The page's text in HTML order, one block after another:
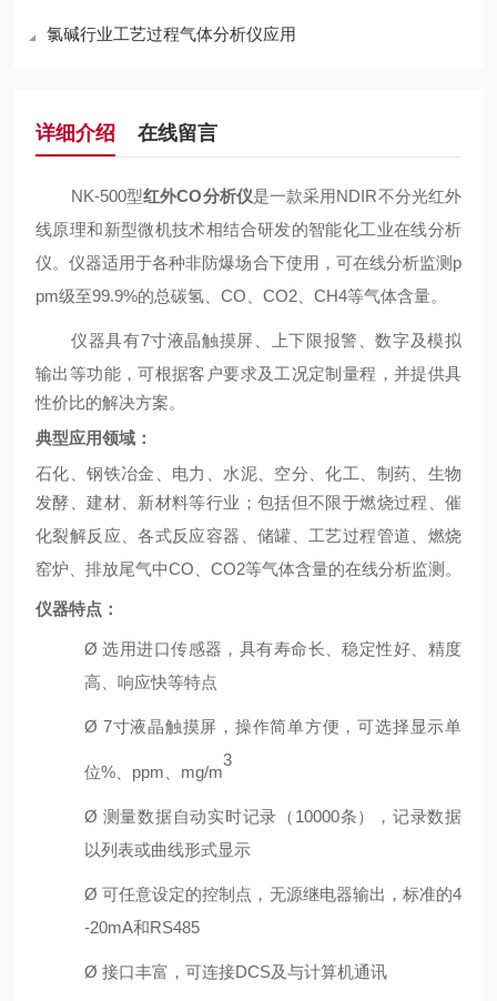
氯碱行业工艺过程气体分析仪应用
详细介绍 在线留言
NK-500型红外CO分析仪是一款采用NDIR不分光红外
线原理和新型微机技术相结合研发的智能化工业在线分析
仪。仪器适用于各种非防爆场合下使用，可在线分析监测 p
pm级至99.9%的总碳氢、 CO、CO2 CH4等气体含量。
仪器具有7寸液晶触摸屏、上下限报警、数字及模拟
输出等功能，可根据客户要求及工况定制量程 ，并提供具
性价比的解决方案。
典型应用领域：
石化、钢铁冶金、电力、水泥、 空分、化工 、制药
生物
发酵 、建材、新材料等行业；包括但不限于燃烧过程、催
化裂解反应、各式反应容器、储罐、工艺过程管道、燃烧
窑炉、排放尾气中CO CO2等气体含量的在线分析监测。
仪器特点：
Ø选用进口传感器，具有寿命长、稳定性好、 精度
高、响应快等特点
Ø 7寸液晶触摸屏，操作简单方便 ，可选择 显示单
位%、ppm、mg/m
3
Ø 测量数据自动实时记录 （ 10000条）， 记录数据
以列表或曲线形式显示
Ø可任意设定的控制点 ，无源继电器输出， 标准的4
-20mA和RS485
Ø 接口丰富，可连接DCS及与计算机通讯